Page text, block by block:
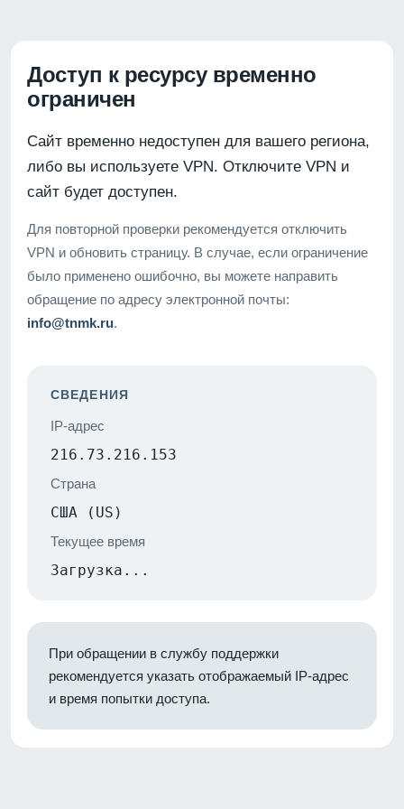
Доступ к ресурсу временно
ограничен
Сайт временно недоступен для вашего региона,
либо вы используете VPN. Отключите VPN и
сайт будет доступен.
Для повторной проверки рекомендуется отключить
VPN и обновить страницу. В случае, если ограничение
было применено ошибочно, вы можете направить
обращение по адресу электронной почты:
info@tnmk.ru.
СВЕДЕНИЯ
IP-адрес
216.73.216.153
Страна
США (US)
Текущее время
Загрузка...
При обращении в службу поддержки
рекомендуется указать отображаемый IP-адрес
и время попытки доступа.